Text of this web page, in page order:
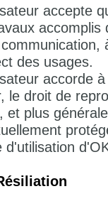
accepte
accomplis
des usages.
accorde
le droit de
et plus
d'utilisation